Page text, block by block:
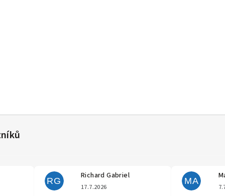
obchodu je 5 z 5 hvězdiček.
RG
Richard Gabriel
Hodnocení obchodu je 5 z 5
17.7.2026
MA